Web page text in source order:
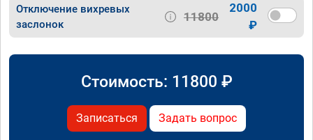
Отключение вихревых
заслонок
11800
2000
₽
Стоимость: 11800 ₽
Записаться Задать вопрос